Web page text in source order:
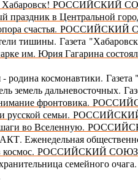
РОССИЙСКИЙ
праздник в Центральной
счастья. РОССИЙСКИЙ
тишины. Газета
им. Юрия Гагарина
родина космонавтики.
земель дальневосточных.
фронтовика. Р
русской семьи. Р
во Вселенную. Р
Еженедельная
РОССИЙСКИЙ СОЮЗ
хранительница